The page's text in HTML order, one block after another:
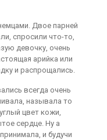
Двое парней
спросили что-то,
девочку, очень
арийка или
и распрощались.
всегда очень
называла то
цвет кожи,
сердце. Ну а
и будучи